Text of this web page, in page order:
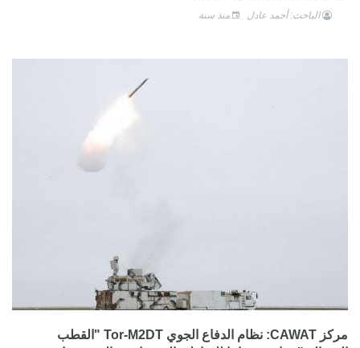
الباحث: أحمد عادل منذ سنة
مركز CAWAT: نظام الدفاع الجوي Tor-M2DT "القطب